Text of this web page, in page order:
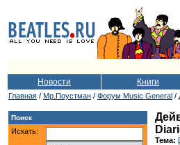
Новости Книги
Главная / Мр.Поустман / Форум Music General /
Поиск
Искать:
Тема: